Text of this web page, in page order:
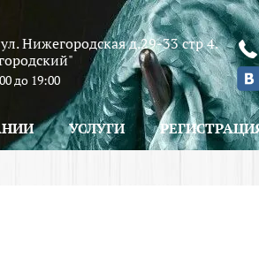
Нижегородская д.29-33 стр 4.
до 19:00
УСЛУГИ